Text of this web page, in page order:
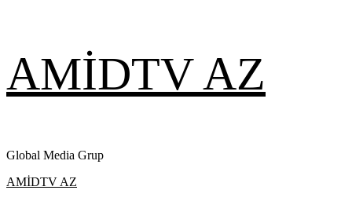
content
AMİDTV AZ
Global Media Grup
Primary
AMİDTV AZ